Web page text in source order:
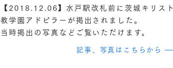
【2018.12.06】水戸駅改札前に茨城キリスト
教学園アドピラーが掲出されました。
当時掲出の写真などご覧いただけます。
記事、写真はこちらから